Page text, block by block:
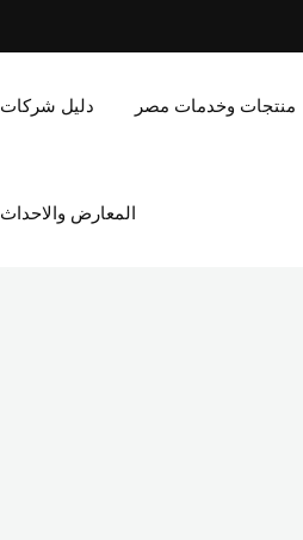
منتجات وخدمات مصر دليل شركات
المعارض والاحداث